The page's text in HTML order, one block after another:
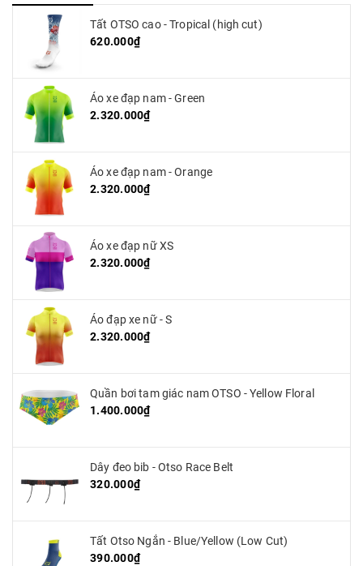
Tất OTSO cao - Tropical (high cut)
620.000₫
Áo xe đạp nam - Green
2.320.000₫
Áo xe đạp nam - Orange
2.320.000₫
Áo xe đạp nữ XS
2.320.000₫
Áo đạp xe nữ - S
2.320.000₫
Quần bơi tam giác nam OTSO - Yellow Floral
1.400.000₫
Dây đeo bib - Otso Race Belt
320.000₫
Tất Otso Ngắn - Blue/Yellow (Low Cut)
390.000₫